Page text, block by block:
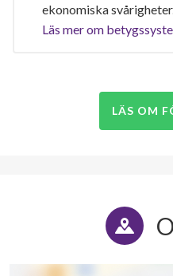
ekonomiska
Läs mer om
LÄS OM